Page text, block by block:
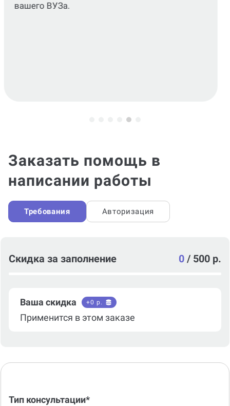
ваш выбор.
Заказать помощь в
написании работы
Требования Авторизация
Скидка за заполнение 0 / 500 р.
Ваша скидка +0 р.
Применится в этом заказе
Тип консультации*